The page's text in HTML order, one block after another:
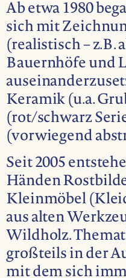
Ab etwa 1980
sich mit
(realistisch –
Bauernhöfe und
Keramik (u.a.
(rot/schwarz
(vorwiegend
Seit 2005
Händen
Kleinmöbel
aus alten
Wildholz.
großteils in der
mit dem sich